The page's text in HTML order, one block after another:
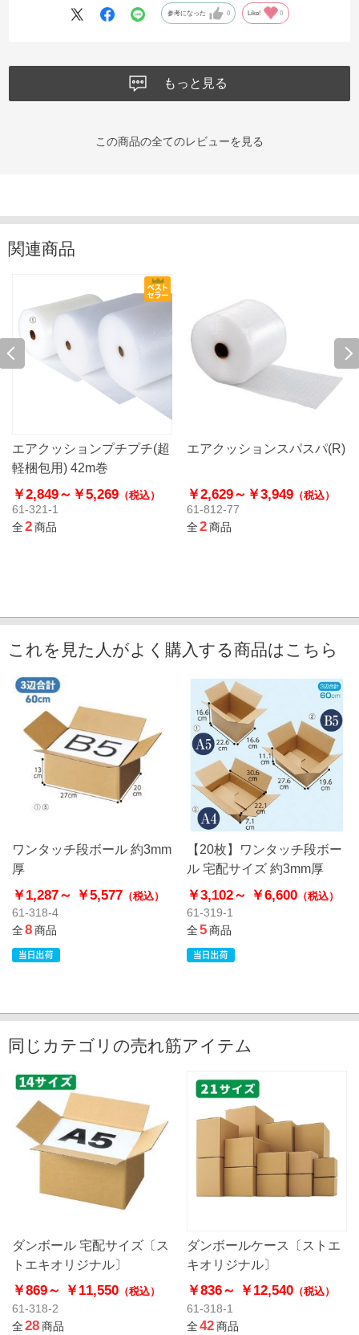
参考になった 0 Like! 0
もっと見る
この商品の全てのレビューを見る
関連商品
エアクッションプチプチ(超
軽梱包用) 42m巻
￥2,849～ ￥5,269 （税込）
61-321-1
全2商品
エアクッションスパスパ(R)
￥2,629～ ￥3,949 （税込）
61-812-77
全2商品
これを見た人がよく購入する商品はこちら
ワンタッチ段ボール 約3mm
厚
￥1,287～ ￥5,577 （税込）
61-318-4
全8商品
【20枚】ワンタッチ段ボー
ル 宅配サイズ 約3mm厚
￥3,102～ ￥6,600（税込）
61-319-1
全5商品
同じカテゴリの売れ筋アイテム
ダンボール 宅配サイズ〔ス
トエキオリジナル〕
￥869～ ￥11,550 （税込）
61-318-2
全28商品
ダンボールケース〔ストエ
キオリジナル〕
￥836～ ￥12,540（税込）
61-318-1
全42商品